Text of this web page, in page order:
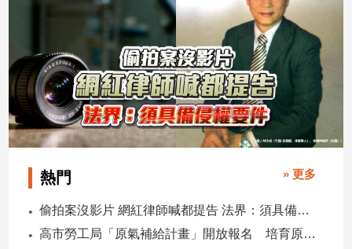
熱門 » 更多
偷拍案沒影片 網紅律師喊都提告 法界：須具備侵權要件
高市勞工局「原氣補給計畫」開放報名 培育原民青年就業力與部落創新